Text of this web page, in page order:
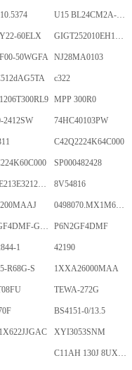
U15 BL24CM2A-PARC
60ELX GIGT252010EH1R0MNE
50WGFA NJ28MA0103
c322
MPP 300R0
2412SW 74HC40103PW
C42Q2224K64C000
SP000482428
NTCLE213E3212FMT 8V54816
0498070.MX1M6-CN
P6N2GF4DMF-GKT-2Gb P6N2GF4DMF
1 42190
R68G-S 1XXA26000MAA
TEWA-272G
BS4151-0/13.5
XYI3053SNM
C11AH 130J 8UXLT